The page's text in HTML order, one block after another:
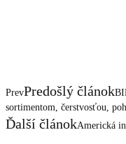
PrevPredošlý článok
sortimentom, čerstvosťou,
Ďalší článokAmerická